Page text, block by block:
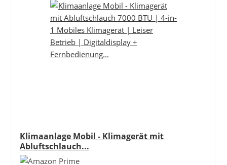
Klimaanlage Mobil - Klimagerät mit
Abluftschlauch...